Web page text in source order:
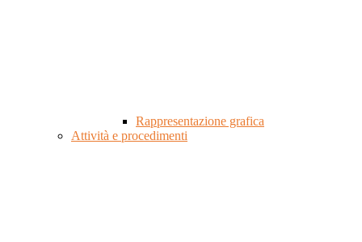
Rappresentazione grafica
Attività e procedimenti